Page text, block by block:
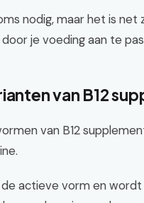
nodig, maar het is
je voeding aan te
van B12
van B12
actieve vorm en